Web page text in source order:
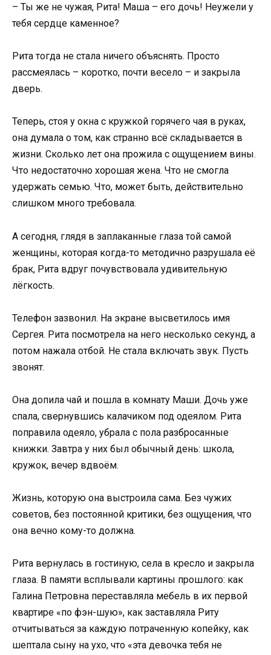
– Ты же не чужая, Рита! Маша – его дочь! Неужели у
тебя сердце каменное?
Рита тогда не стала ничего объяснять. Просто
рассмеялась – коротко, почти весело – и закрыла
дверь.
Теперь, стоя у окна с кружкой горячего чая в руках,
она думала о том, как странно всё складывается в
жизни. Сколько лет она прожила с ощущением вины.
Что недостаточно хорошая жена. Что не смогла
удержать семью. Что, может быть, действительно
слишком много требовала.
А сегодня, глядя в заплаканные глаза той самой
женщины, которая когда-то методично разрушала её
брак, Рита вдруг почувствовала удивительную
лёгкость.
Телефон зазвонил. На экране высветилось имя
Сергея. Рита посмотрела на него несколько секунд, а
потом нажала отбой. Не стала включать звук. Пусть
звонят.
Она допила чай и пошла в комнату Маши. Дочь уже
спала, свернувшись калачиком под одеялом. Рита
поправила одеяло, убрала с пола разбросанные
книжки. Завтра у них был обычный день: школа,
кружок, вечер вдвоём.
Жизнь, которую она выстроила сама. Без чужих
советов, без постоянной критики, без ощущения, что
она вечно кому-то должна.
Рита вернулась в гостиную, села в кресло и закрыла
глаза. В памяти всплывали картины прошлого: как
Галина Петровна переставляла мебель в их первой
квартире «по фэн-шую», как заставляла Риту
отчитываться за каждую потраченную копейку, как
шептала сыну на ухо, что «эта девочка тебя не